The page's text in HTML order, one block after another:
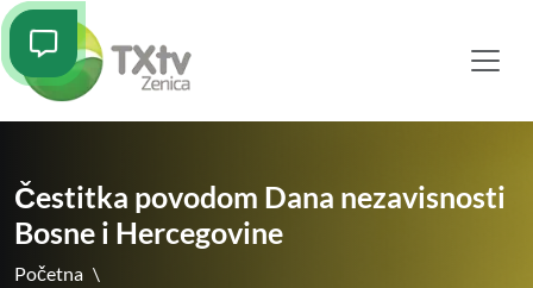
Čestitka povodom Dana nezavisnosti
Bosne i Hercegovine
Početna \